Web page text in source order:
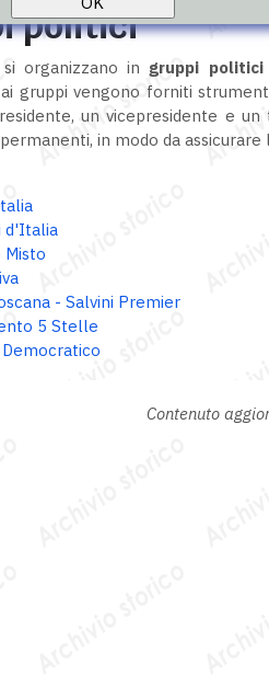
politici
organizzano in gruppi politici
gruppi vengono forniti
un vicepresidente e
in modo da
d'Italia
Misto
- Salvini Premier
5 Stelle
Contenuto